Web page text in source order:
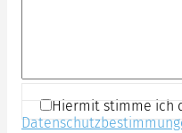
Hiermit stimme ich